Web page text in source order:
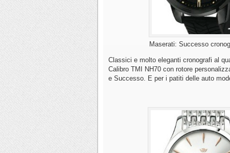
Maserati: Successo
Classici e molto eleganti cronografi al
Calibro TMI NH70 con rotore
e Successo. E per i patiti delle auto